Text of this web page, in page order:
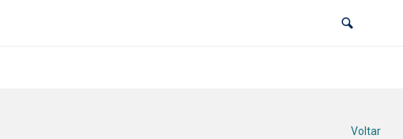
Voltar